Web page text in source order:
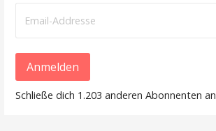
Addresse
Anmelden
Schließe dich 1.203 anderen Abonnenten an